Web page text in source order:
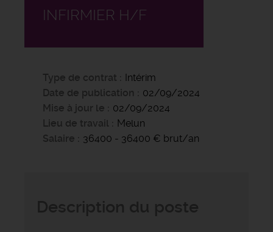
INFIRMIER H/F
Type de contrat
Intérim
Date de publication
02/09/2024
Mise à jour le
02/09/2024
Lieu de travail
Melun
Salaire
36400 - 36400 € brut/an